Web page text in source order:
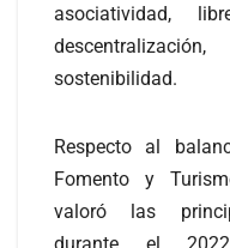
asociatividad,
sostenibilidad.
Respecto al
Fomento y
valoró las